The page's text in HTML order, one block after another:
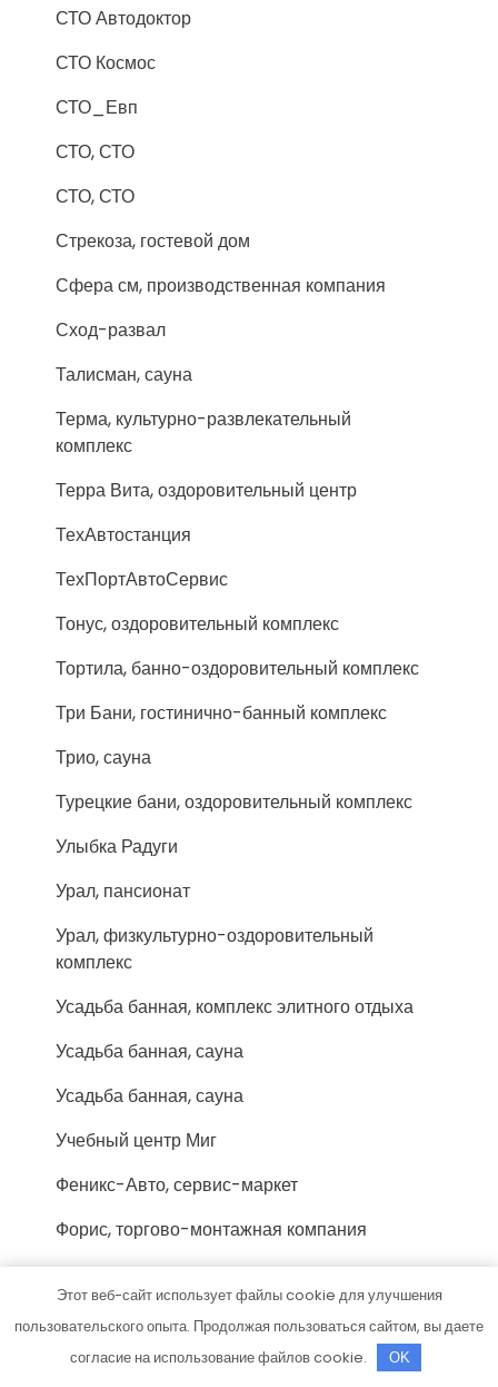
СТО Автодоктор
СТО Космос
СТО_Евп
СТО, СТО
СТО, СТО
Стрекоза, гостевой дом
Сфера см, производственная компания
Сход-развал
Талисман, сауна
Терма, культурно-развлекательный
комплекс
Терра Вита, оздоровительный центр
ТехАвтостанция
ТехПортАвтоСервис
Тонус, оздоровительный комплекс
Тортила, банно-оздоровительный комплекс
Три Бани, гостинично-банный комплекс
Трио, сауна
Турецкие бани, оздоровительный комплекс
Улыбка Радуги
Урал, пансионат
Урал, физкультурно-оздоровительный
комплекс
Усадьба банная, комплекс элитного отдыха
Усадьба банная, сауна
Усадьба банная, сауна
Учебный центр Миг
Феникс-Авто, сервис-маркет
Форис, торгово-монтажная компания
Фортуна, сауна
Хижина охотника, гостевой дом
Хозмаркет
Этот веб-сайт использует файлы cookie для улучшения
пользовательского опыта. Продолжая пользоваться сайтом, вы даете
согласие на использование файлов cookie.
OK